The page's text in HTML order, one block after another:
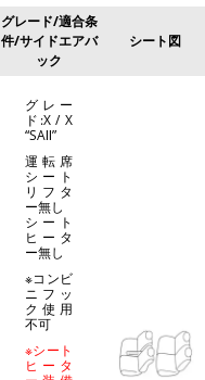
グレード/適合条
件/サイドエアバ
ック
シート図
グレー
ド:X / X
“SAⅡ”
運転席
シート
リフタ
ー無し
シート
ヒータ
ー無し
※コンビ
ニフッ
ク使用
不可
※シート
ヒータ